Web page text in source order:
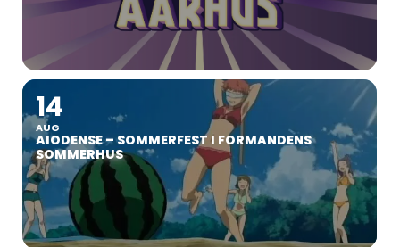
14
AUG
AIODENSE – SOMMERFEST I FORMANDENS
SOMMERHUS